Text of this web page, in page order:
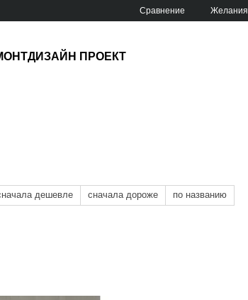
Сравнение Желания
ДИЗАЙН ПРОЕКТ
дешевле сначала дороже по названию